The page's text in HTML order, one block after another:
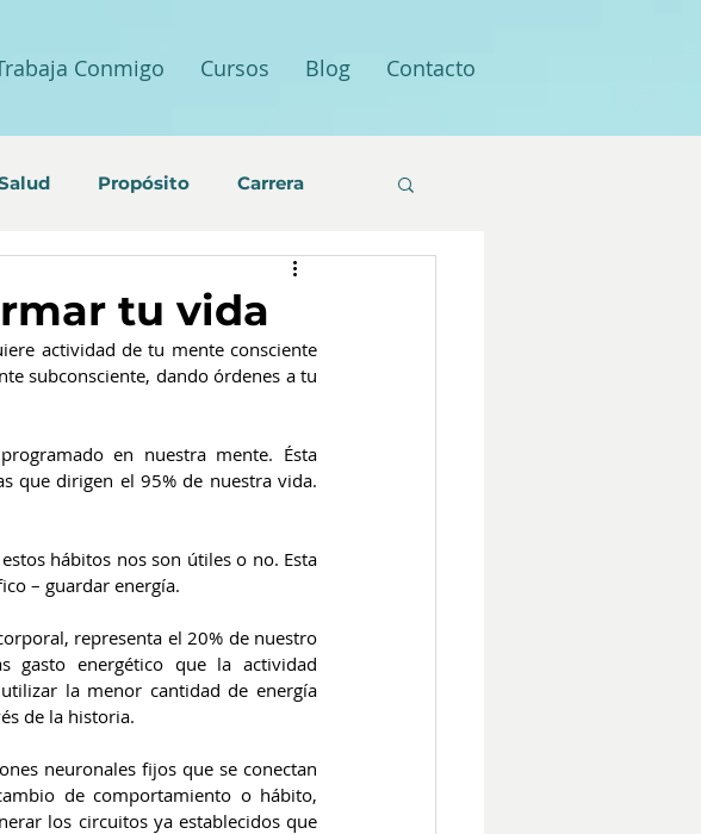
Conmigo Cursos Blog Contacto
Propósito Carrera
tu vida
actividad de tu mente consciente
subconsciente, dando órdenes a tu
en nuestra mente. Ésta
que dirigen el 95% de nuestra vida.
hábitos nos son útiles o no. Esta
– guardar energía.
representa el 20% de nuestro
gasto energético que la actividad
la menor cantidad de energía
de la historia.
neuronales fijos que se conectan
de comportamiento o hábito,
los circuitos ya establecidos que